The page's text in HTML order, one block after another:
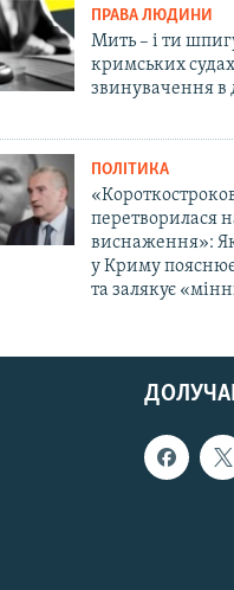
ПРАВА ЛЮДИНИ
Мить – і ти
кримських
звинувачення в
ПОЛІТИКА
перетворилася
виснаження»:
у Криму
та залякує